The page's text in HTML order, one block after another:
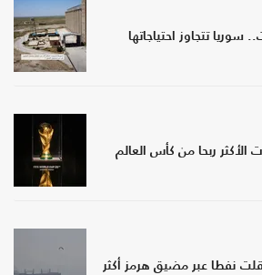
تتجاوز احتياجاتها
الأكثر ربحا من كأس العالم
نفطا عبر مضيق هرمز أكثر